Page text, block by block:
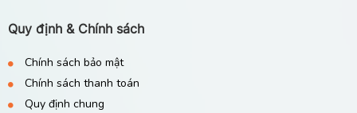
Quy định & Chính sách
Chính sách bảo mật
Chính sách thanh toán
Quy định chung